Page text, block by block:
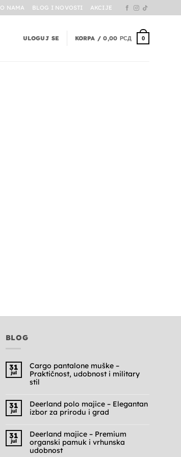
O NAMA BLOG I NOVOSTI AKCIJE
ULOGUJ SE KORPA /0,00 РСД 0
BLOG
31
jul
Cargo pantalone muške –
Praktičnost, udobnost i military
stil
na
Cargo
pantalone
Praktičnost,
udobnost
i
military
stil
31
jul
Deerland polo majice – Elegantan
izbor za prirodu i grad
na
Deerland
polo
majice
–
31
jul
Deerland majice – Premium
organski pamuk i vrhunska
udobnost